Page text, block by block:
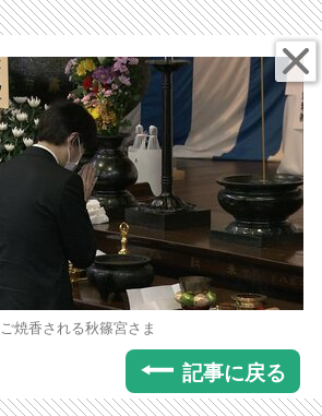
ご焼香される秋篠宮さま
記事に戻る